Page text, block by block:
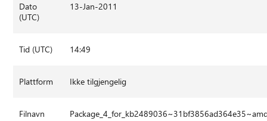
Dato
(UTC)
13-Jan-2011
Tid (UTC) 14:49
Plattform Ikke tilgjengelig
Filnavn